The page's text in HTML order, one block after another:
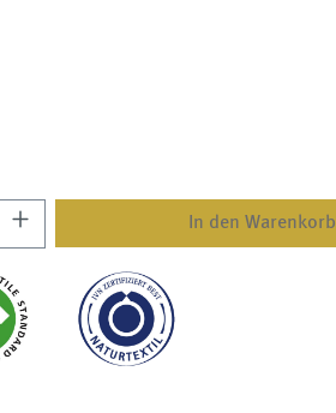
In den Warenkorb